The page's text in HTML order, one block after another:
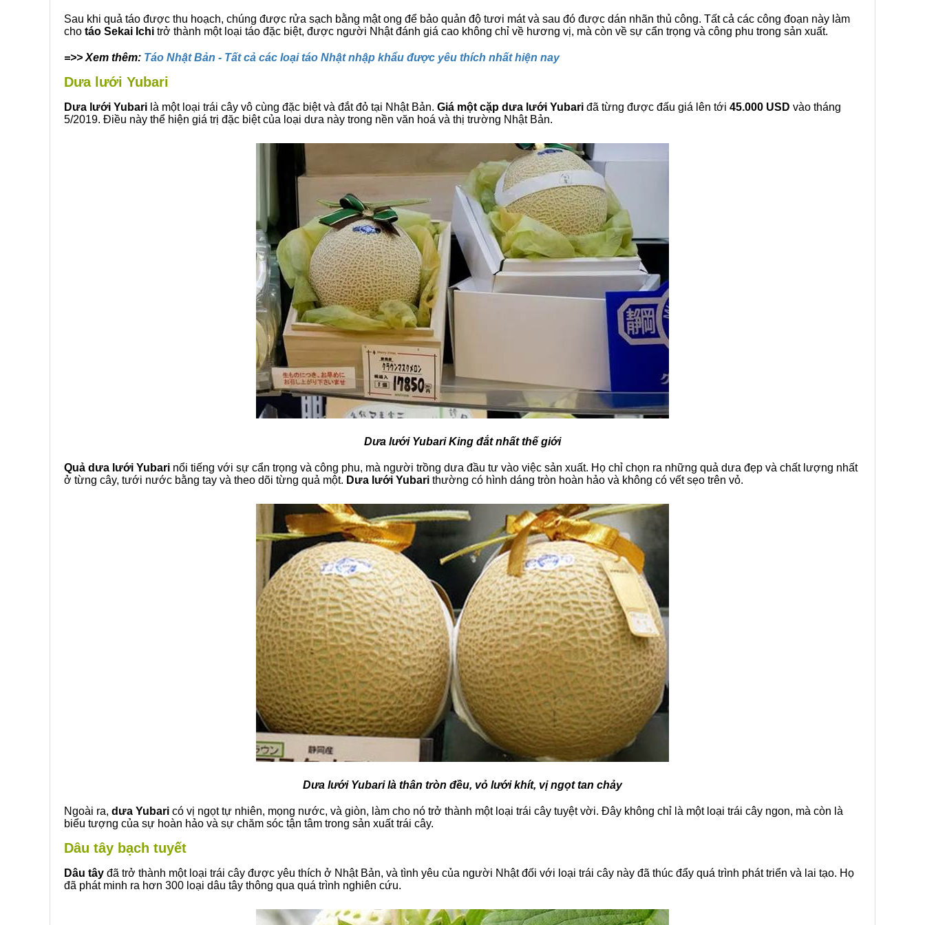
Sau khi quả táo được thu hoạch, chúng được rửa sạch bằng mật ong để bảo quản độ tươi mát và sau đó được dán nhãn thủ công. Tất cả các công đoạn này làm
cho táo Sekai Ichi trở thành một loại táo đặc biệt, được người Nhật đánh giá cao không chỉ về hương vị, mà còn về sự cẩn trọng và công phu trong sản xuất.
=>> Xem thêm: Táo Nhật Bản - Tất cả các loại táo Nhật nhập khẩu được yêu thích nhất hiện nay
Dưa lưới Yubari
Dưa lưới Yubari là một loại trái cây vô cùng đặc biệt và đắt đỏ tại Nhật Bản. Giá một cặp dưa lưới Yubari đã từng được đấu giá lên tới 45.000 USD vào tháng
5/2019. Điều này thể hiện giá trị đặc biệt của loại dưa này trong nền văn hoá và thị trường Nhật Bản.
Dưa lưới Yubari King đắt nhất thế giới
Quả dưa lưới Yubari nổi tiếng với sự cẩn trọng và công phu, mà người trồng dưa đầu tư vào việc sản xuất. Họ chỉ chọn ra những quả dưa đẹp và chất lượng nhất
ở từng cây, tưới nước bằng tay và theo dõi từng quả một. Dưa lưới Yubari thường có hình dáng tròn hoàn hảo và không có vết sẹo trên vỏ.
Dưa lưới Yubari là thân tròn đều, vỏ lưới khít, vị ngọt tan chảy
Ngoài ra, dưa Yubari có vị ngọt tự nhiên, mọng nước, và giòn, làm cho nó trở thành một loại trái cây tuyệt vời. Đây không chỉ là một loại trái cây ngon, mà còn là
biểu tượng của sự hoàn hảo và sự chăm sóc tận tâm trong sản xuất trái cây.
Dâu tây bạch tuyết
Dâu tây đã trở thành một loại trái cây được yêu thích ở Nhật Bản, và tình yêu của người Nhật đối với loại trái cây này đã thúc đẩy quá trình phát triển và lai tạo. Họ
đã phát minh ra hơn 300 loại dâu tây thông qua quá trình nghiên cứu.